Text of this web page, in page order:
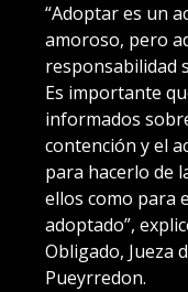
“Adoptar es un
amoroso, pero
responsabilidad
Es importante
informados
contención y el
para hacerlo de
ellos como para
adoptado”,
Obligado, Jueza
Pueyrredon.